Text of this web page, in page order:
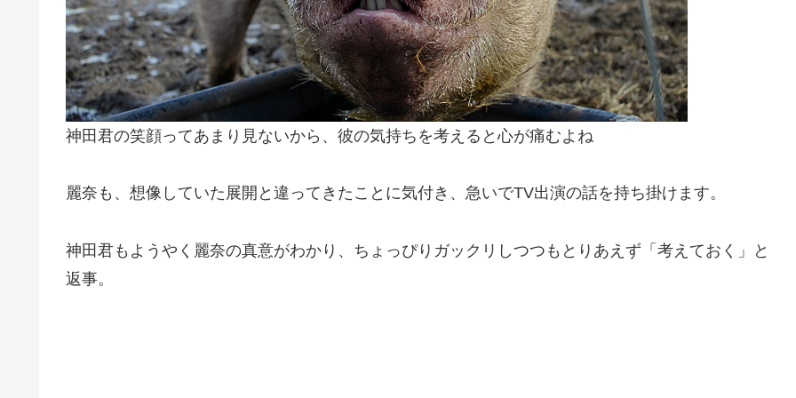
神田君の笑顔ってあまり見ないから、彼の気持ちを考えると心が痛むよね
麗奈も、想像していた展開と違ってきたことに気付き、急いでTV出演の話を持ち掛けます。
神田君もようやく麗奈の真意がわかり、ちょっぴりガックリしつつもとりあえず「考えておく」と
返事。